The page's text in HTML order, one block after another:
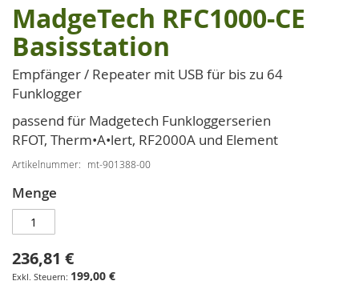
Zum
Anfang
der
Bildgalerie
springen
MadgeTech RFC1000-CE
Basisstation
Empfänger / Repeater mit USB für bis zu 64
Funklogger
passend für Madgetech Funkloggerserien
RFOT, Therm•A•lert, RF2000A und Element
Artikelnummer mt-901388-00
Menge
236,81 €
199,00 €